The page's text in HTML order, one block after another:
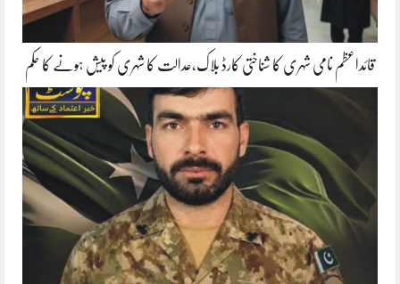
قائداعظم نامی شہری کا شناختی کارڈ بلاک،عدالت کا شہری کو پیش ہونے کا حکم